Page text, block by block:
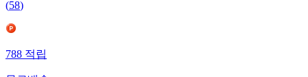
(58)
788적립